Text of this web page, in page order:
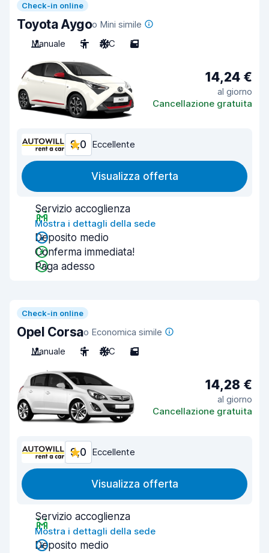
Check-in online
Toyota Aygoo Mini simile
Manuale
5 A/C 5
14,24 €
al giorno
Cancellazione gratuita
9,0 Eccellente
Visualizza offerta
Servizio accoglienza
Mostra i dettagli della sede
Deposito medio
Conferma immediata!
Paga adesso
Check-in online
Opel Corsao Economica simile
Manuale
5 A/C 5
14,28 €
al giorno
Cancellazione gratuita
9,0 Eccellente
Visualizza offerta
Servizio accoglienza
Mostra i dettagli della sede
Deposito medio